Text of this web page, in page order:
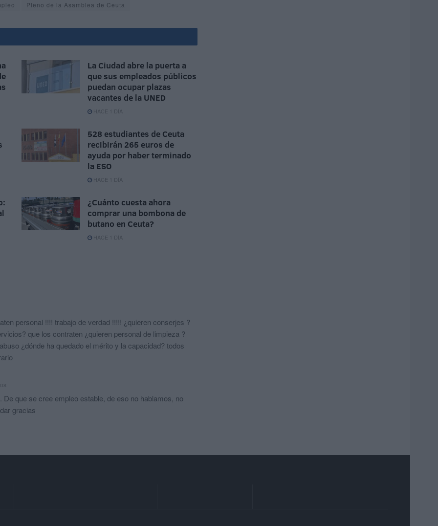
Pleno de la Asamblea de Ceuta
La Ciudad abre la puerta a
que sus empleados públicos
puedan ocupar plazas
vacantes de la UNED
HACE 1 DÍA
528 estudiantes de Ceuta
recibirán 265 euros de
ayuda por haber terminado
la ESO
HACE 1 DÍA
¿Cuánto cuesta ahora
comprar una bombona de
butano en Ceuta?
HACE 1 DÍA
personal !!!! trabajo de verdad !!!!! ¿quieren conserjes ?
que los contraten ¿quieren personal de limpieza ?
¿dónde ha quedado el mérito y la capacidad? todos
que se cree empleo estable, de eso no hablamos, no
gracias